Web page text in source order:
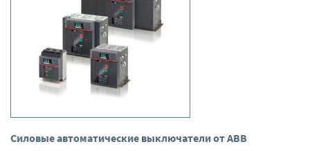
Силовые автоматические выключатели от ABB